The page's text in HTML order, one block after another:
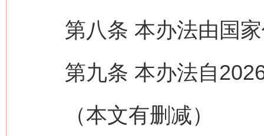
第八条 本办法由国家
第九条 本办法自2026
（本文有删减）